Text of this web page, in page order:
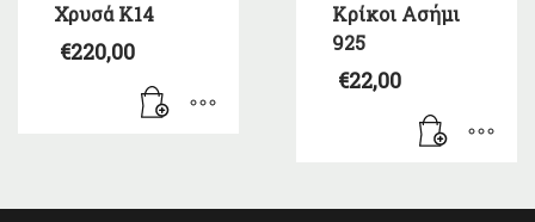
Χρυσά Κ14
€220,00
Κρίκοι Ασήμι
925
€22,00